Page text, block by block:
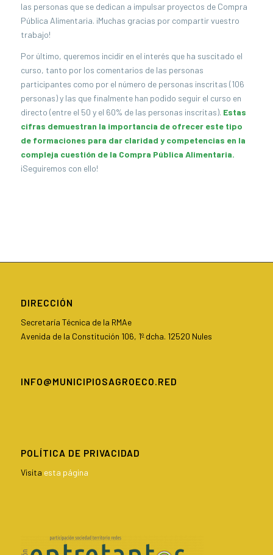
las personas que se dedican a impulsar proyectos de Compra
Pública Alimentaria. ¡Muchas gracias por compartir vuestro
trabajo!
Por último, queremos incidir en el interés que ha suscitado el
curso, tanto por los comentarios de las personas
participantes como por el número de personas inscritas (106
personas) y las que finalmente han podido seguir el curso en
directo (entre el 50 y el 60% de las personas inscritas). Estas
cifras demuestran la importancia de ofrecer este tipo
de formaciones para dar claridad y competencias en la
compleja cuestión de la Compra Pública Alimentaria.
¡Seguiremos con ello!
DIRECCIÓN
Secretaría Técnica de la RMAe
Avenida de la Constitución 106, 1º dcha. 12520 Nules
INFO@MUNICIPIOSAGROECO.RED
POLÍTICA DE PRIVACIDAD
Visita esta página